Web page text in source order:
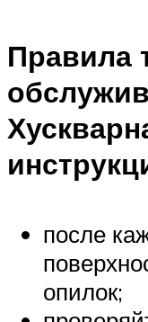
Правила
после
опилок;